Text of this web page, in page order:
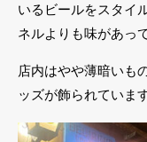
いるビールをスタイ
ネルよりも味があっ
店内はやや薄暗いも
ッズが飾られています